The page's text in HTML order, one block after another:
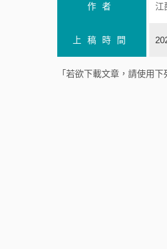
作者 江
上稿時間
「若欲下載文章，請使用